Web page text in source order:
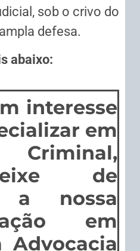
sob o crivo do
defesa.
abaixo:
interesse
em
Criminal,
de
a nossa
em
Advocacia